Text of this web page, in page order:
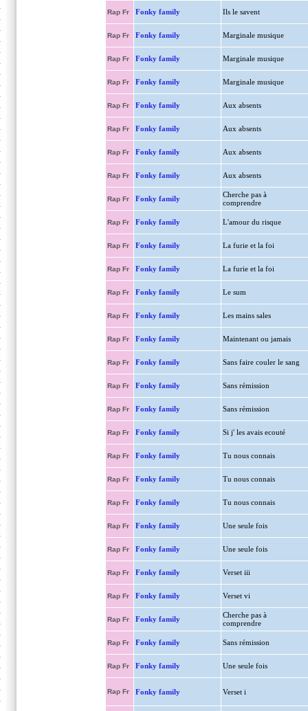
Rap Fr Fonky family Ils le savent
Rap Fr Fonky family Marginale musique
Rap Fr Fonky family Marginale musique
Rap Fr Fonky family Marginale musique
Rap Fr Fonky family Aux absents
Rap Fr Fonky family Aux absents
Rap Fr Fonky family Aux absents
Rap Fr Fonky family Aux absents
Rap Fr Fonky family
Cherche pas à
comprendre
Rap Fr Fonky family L'amour du risque
Rap Fr Fonky family La furie et la foi
Rap Fr Fonky family La furie et la foi
Rap Fr Fonky family Le sum
Rap Fr Fonky family Les mains sales
Rap Fr Fonky family Maintenant ou jamais
Rap Fr Fonky family Sans faire couler le sang
Rap Fr Fonky family Sans rémission
Rap Fr Fonky family Sans rémission
Rap Fr Fonky family Si j' les avais ecouté
Rap Fr Fonky family Tu nous connais
Rap Fr Fonky family Tu nous connais
Rap Fr Fonky family Tu nous connais
Rap Fr Fonky family Une seule fois
Rap Fr Fonky family Une seule fois
Rap Fr Fonky family Verset iii
Rap Fr Fonky family Verset vi
Rap Fr Fonky family
Cherche pas à
comprendre
Rap Fr Fonky family Sans rémission
Rap Fr Fonky family Une seule fois
Rap Fr Fonky family Verset i